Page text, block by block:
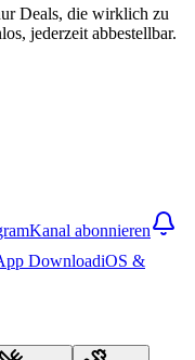
Deals, die wirklich zu
jederzeit abbestellbar.
Kanal abonnieren
DownloadiOS &